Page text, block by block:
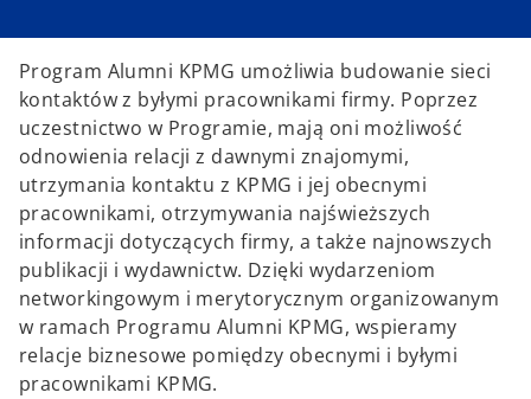
Program Alumni KPMG umożliwia budowanie sieci
kontaktów z byłymi pracownikami firmy. Poprzez
uczestnictwo w Programie, mają oni możliwość
odnowienia relacji z dawnymi znajomymi,
utrzymania kontaktu z KPMG i jej obecnymi
pracownikami, otrzymywania najświeższych
informacji dotyczących firmy, a także najnowszych
publikacji i wydawnictw. Dzięki wydarzeniom
networkingowym i merytorycznym organizowanym
w ramach Programu Alumni KPMG, wspieramy
relacje biznesowe pomiędzy obecnymi i byłymi
pracownikami KPMG.